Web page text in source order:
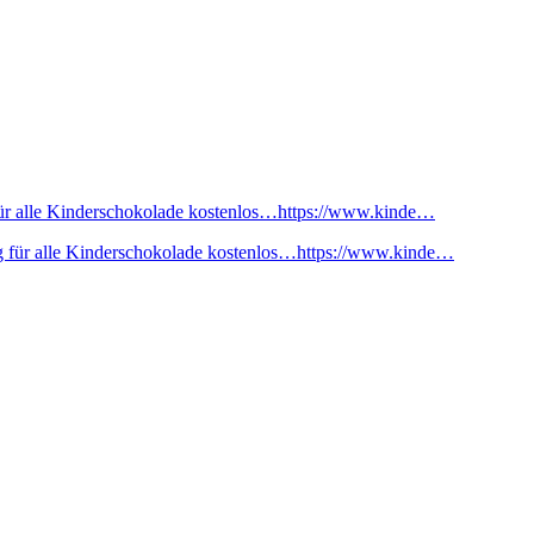
alle Kinderschokolade kostenlos…https://www.kinde…
für alle Kinderschokolade kostenlos…https://www.kinde…